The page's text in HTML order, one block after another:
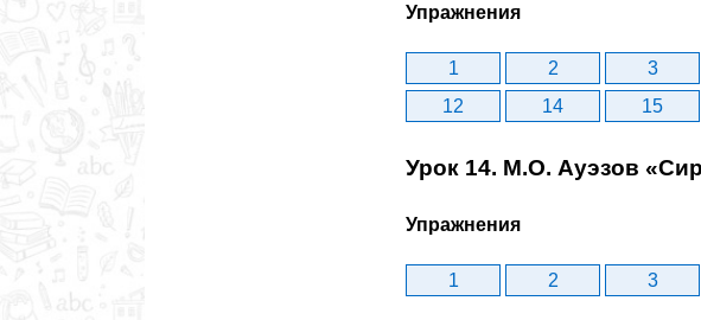
Упражнения
1 2 3
12
14 15
Урок 14. М.О. Ауэзов
Упражнения
1 2 3